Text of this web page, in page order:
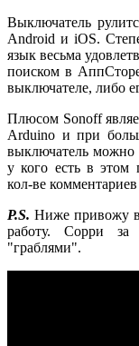
Выключатель
Android и iOS.
язык весьма
поиском в
выключателе, либо
Плюсом Sonoff
Arduino и при
выключатель можно
у кого есть в этом
кол-ве
P.S. Ниже привожу
работу. Сорри
"граблями".